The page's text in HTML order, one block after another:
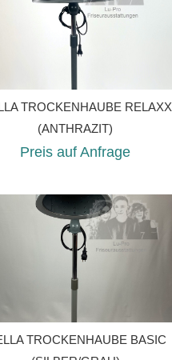
TROCKENHAUBE RELAXX
(ANTHRAZIT)
Preis auf Anfrage
TROCKENHAUBE BASIC